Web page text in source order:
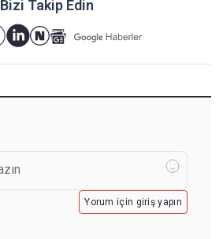
Bizi Takip Edin
Yorum için giriş yapın